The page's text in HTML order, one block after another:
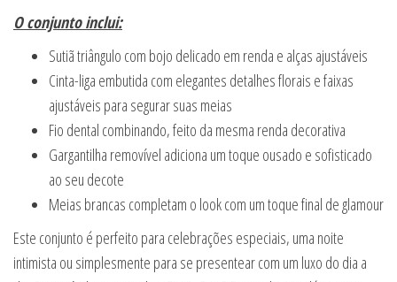
O conjunto inclui:
Sutiã triângulo com bojo delicado em renda e alças ajustáveis
Cinta-liga embutida com elegantes detalhes florais e faixas
ajustáveis para segurar suas meias
Fio dental combinando, feito da mesma renda decorativa
Gargantilha removível adiciona um toque ousado e sofisticado
ao seu decote
Meias brancas completam o look com um toque final de glamour
Este conjunto é perfeito para celebrações especiais, uma noite
intimista ou simplesmente para se presentear com um luxo do dia a